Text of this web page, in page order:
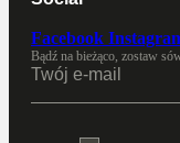
Facebook
Bądź na bieżąco, zostaw